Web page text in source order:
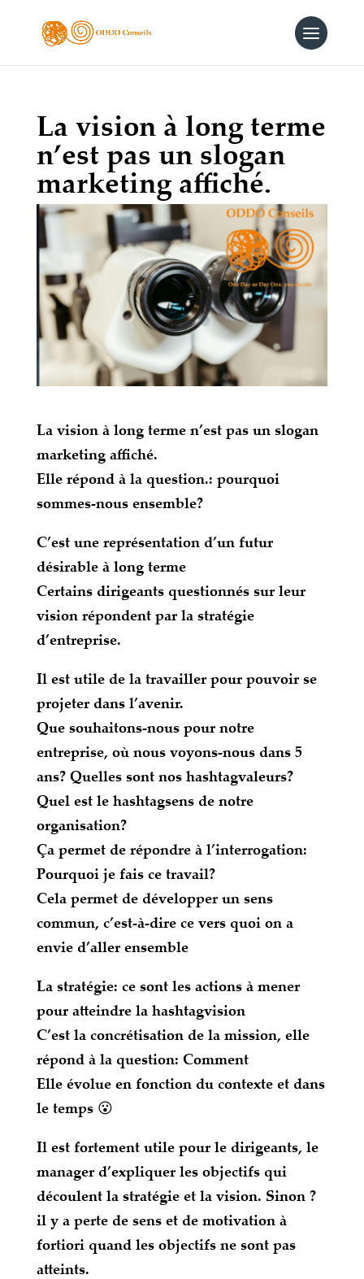
La vision à long terme
n’est pas un slogan
marketing affiché.
La vision à long terme n’est pas un slogan
marketing affiché.
Elle répond à la question.: pourquoi
sommes-nous ensemble?
C’est une représentation d’un futur
désirable à long terme
Certains dirigeants questionnés sur leur
vision répondent par la stratégie
d’entreprise.
Il est utile de la travailler pour pouvoir se
projeter dans l’avenir.
Que souhaitons-nous pour notre
entreprise, où nous voyons-nous dans 5
ans? Quelles sont nos hashtagvaleurs?
Quel est le hashtagsens de notre
organisation?
Ça permet de répondre à l’interrogation:
Pourquoi je fais ce travail?
Cela permet de développer un sens
commun, c’est-à-dire ce vers quoi on a
envie d’aller ensemble
La stratégie: ce sont les actions à mener
pour atteindre la hashtagvision
C’est la concrétisation de la mission, elle
répond à la question: Comment
Elle évolue en fonction du contexte et dans
le temps 😮
Il est fortement utile pour le dirigeants, le
manager d’expliquer les objectifs qui
découlent la stratégie et la vision. Sinon ?
il y a perte de sens et de motivation à
fortiori quand les objectifs ne sont pas
atteints.